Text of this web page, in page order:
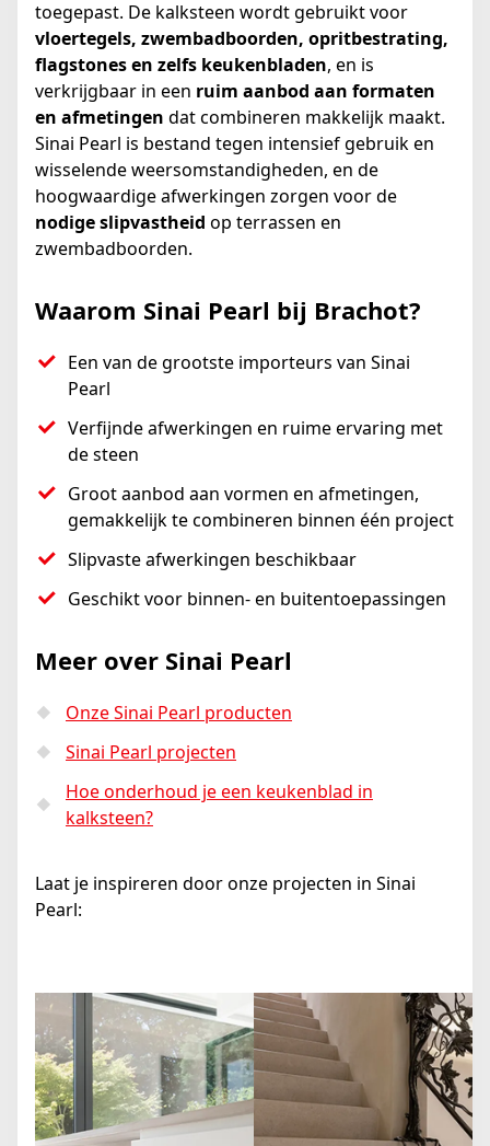
toegepast. De kalksteen wordt gebruikt voor
vloertegels, zwembadboorden, opritbestrating,
flagstones en zelfs keukenbladen, en is
verkrijgbaar in een ruim aanbod aan formaten
en afmetingen dat combineren makkelijk maakt.
Sinai Pearl is bestand tegen intensief gebruik en
wisselende weersomstandigheden, en de
hoogwaardige afwerkingen zorgen voor de
nodige slipvastheid op terrassen en
zwembadboorden.
Waarom Sinai Pearl bij Brachot?
Een van de grootste importeurs van Sinai
Pearl
Verfijnde afwerkingen en ruime ervaring met
de steen
Groot aanbod aan vormen en afmetingen,
gemakkelijk te combineren binnen één project
Slipvaste afwerkingen beschikbaar
Geschikt voor binnen- en buitentoepassingen
Meer over Sinai Pearl
Onze Sinai Pearl producten
Sinai Pearl projecten
Hoe onderhoud je een keukenblad in
kalksteen?
Laat je inspireren door onze projecten in Sinai
Pearl: